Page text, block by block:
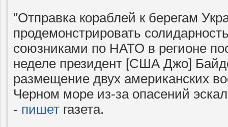
"Отправка кораблей к берегам
продемонстрировать
союзниками по НАТО в регионе
неделе президент [США Джо]
размещение двух американских
Черном море из-за опасений
- пишет газета.